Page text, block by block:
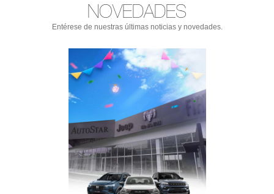
NOVEDADES
Entérese de nuestras últimas noticias y novedades.